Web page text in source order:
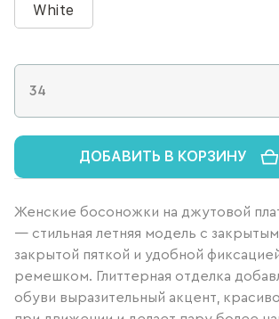
White
ДОБАВИТЬ В КОРЗИНУ
Женские босоножки на джутовой
— стильная летняя модель с
закрытой пяткой и удобной
ремешком. Глиттерная отделка
обуви выразительный акцент,